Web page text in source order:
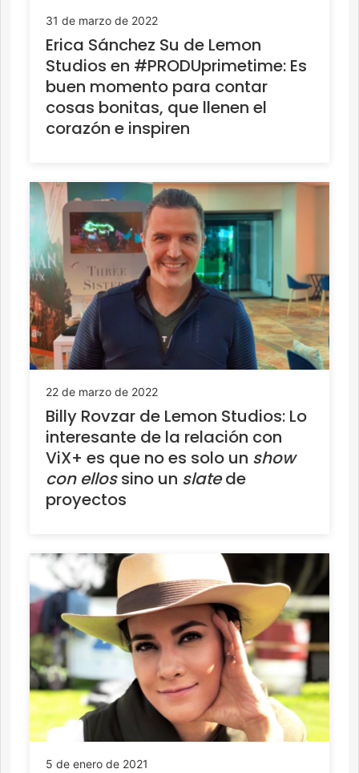
31 de marzo de 2022
Erica Sánchez Su de Lemon
Studios en #PRODUprimetime: Es
buen momento para contar
cosas bonitas, que llenen el
corazón e inspiren
22 de marzo de 2022
Billy Rovzar de Lemon Studios: Lo
interesante de la relación con
ViX+ es que no es solo un show
con ellossino un slatede
proyectos
5 de enero de 2021